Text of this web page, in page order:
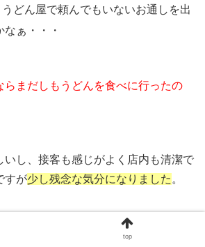
どん屋で頼んでもいないお通しを出
ぁ・・・
らまだしもうどんを食べに行ったの
いし、接客も感じがよく店内も清潔で
すが少し残念な気分になりました 。
top